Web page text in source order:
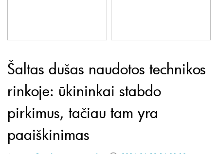
Šaltas dušas naudotos technikos
rinkoje: ūkininkai stabdo
pirkimus, tačiau tam yra
paaiškinimas